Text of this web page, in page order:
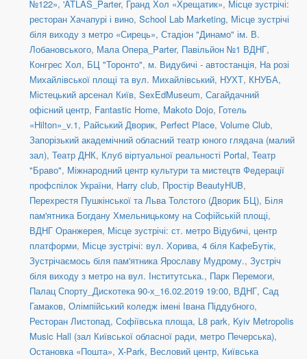
№122», 'ATLAS_Parter, Гранд Хол «Хрещатик», Місце зустрічі:
ресторан Хачапурі і вино, School Lab Marketing, Місце зустрічі
біля виходу з метро «Сирець», Стадіон "Динамо" ім. В.
Лобановського, Мала Опера_Parter, Павільйон №1 ВДНГ,
Конгрес Хол, БЦ "Торонто", м. Видубичі - автостанція, На розі
Михайлівської площі та вул. Михайлівський, НУХТ, КНУБА,
Містецький арсенал Київ, SexEdMuseum, Сагайдачний
офісний центр, Fantastic Home, Makoto Dojo, Готель
«Hilton»_v.1, Райський Дворик, Perfect Place, Volume Club,
Запорізький академічний обласний театр юного глядача (малий
зал), Театр ДНК, Клуб віртуальної реальності Portal, Театр
"Браво", Міжнародний центр культури та мистецтв Федерації
профспілок України, Harry club, Простір BeautyHUB,
Перехрестя Пушкінської та Льва Толстого (Дворик БЦ), Біля
пам'ятника Богдану Хмельницькому на Софійській площі,
ВДНГ Оранжерея, Місце зустрічі: ст. метро Відубичі, центр
платформи, Місце зустрічі: вул. Хорива, 4 біля КафеБутік,
Зустрічаємось біля пам'ятника Ярославу Мудрому., Зустріч
біля виходу з метро на вул. Інститутська., Парк Перемоги,
Палац Спорту_Дискотека 90-х_16.02.2019 19:00, ВДНГ, Сад
Гамаков, Олімпійський коледж імені Івана Піддубного,
Ресторан Листопад, Софіївська площа, L8 park, Kyiv Metropolis
Music Hall (зал Київської обласної ради, метро Печерська),
Остановка «Пошта», X-Park, Весловий центр, Київська